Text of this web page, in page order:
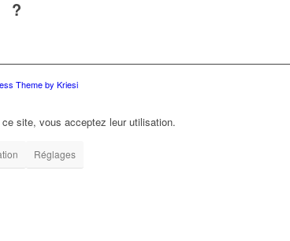
?
Theme by Kriesi
site, vous acceptez leur utilisation.
Réglages